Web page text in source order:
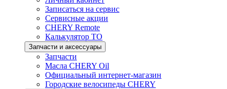
Записаться на сервис
Сервисные акции
CHERY Remote
Калькулятор ТО
Запчасти и аксессуары
Запчасти
Масла CHERY Oil
Официальный интернет-магазин
Городские велосипеды CHERY